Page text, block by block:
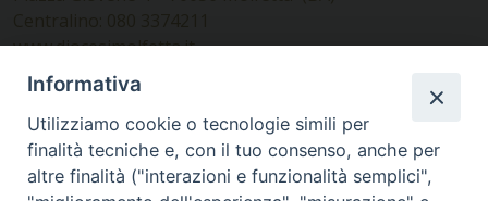
www.diocesimolfetta.it –
diocesimolfetta@pec.chiesacattolica.it
Ufficio Comunicazioni sociali
Piazza Giovene 4 – 70056 Molfetta (BA)
Informativa
Utilizziamo cookie o tecnologie simili per
finalità tecniche e, con il tuo consenso, anche per
altre finalità ("interazioni e funzionalità semplici",